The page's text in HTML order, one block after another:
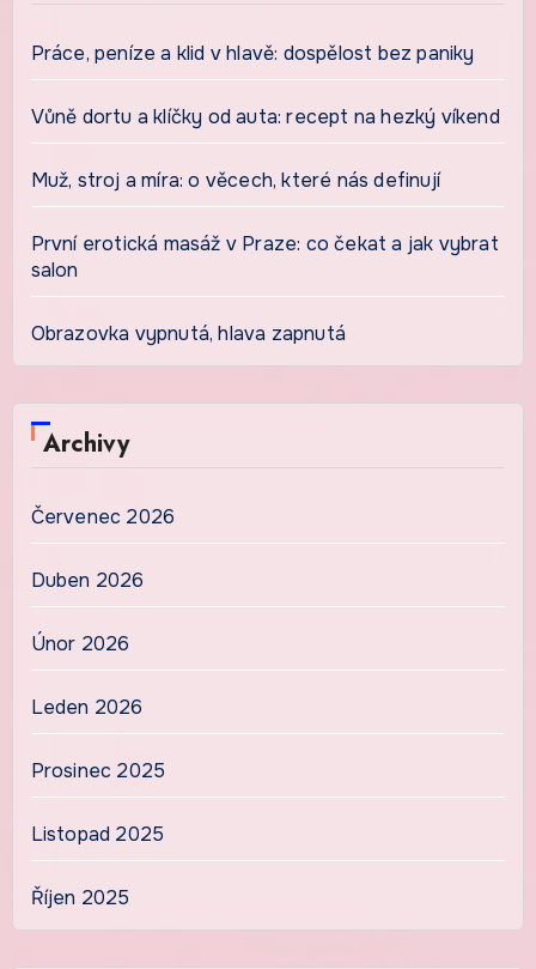
Práce, peníze a klid v hlavě: dospělost bez paniky
Vůně dortu a klíčky od auta: recept na hezký víkend
Muž, stroj a míra: o věcech, které nás definují
První erotická masáž v Praze: co čekat a jak vybrat
salon
Obrazovka vypnutá, hlava zapnutá
Archivy
Červenec 2026
Duben 2026
Únor 2026
Leden 2026
Prosinec 2025
Listopad 2025
Říjen 2025